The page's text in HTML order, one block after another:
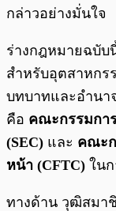
กล่าวอย่างมั่นใจ
ร่างกฎหมายฉบั
สำหรับอุตสาหกร
บทบาทและอำนา
คือ คณะกรรมกา
(SEC) และ คณะ
หน้า (CFTC) ใน
ทางด้าน วุฒิสมา